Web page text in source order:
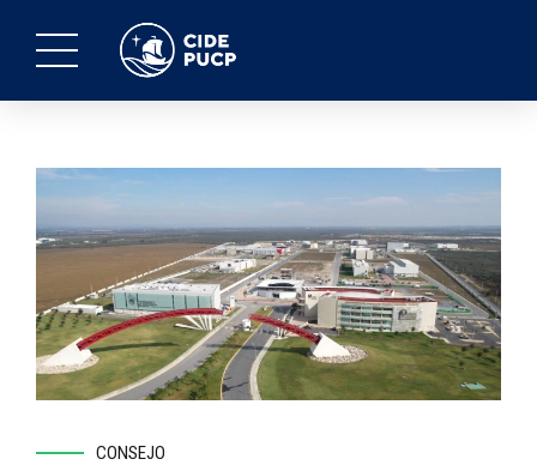
CONSEJO